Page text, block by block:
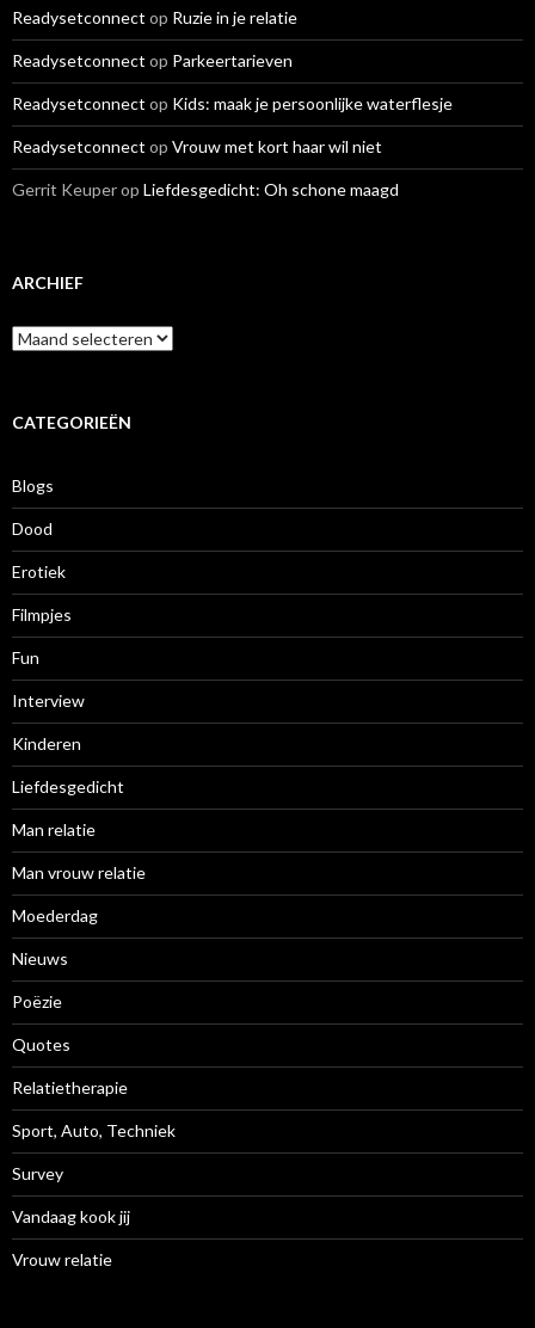
Readysetconnect op Ruzie in je relatie
Readysetconnect op Parkeertarieven
Readysetconnect op Kids: maak je persoonlijke waterflesje
Readysetconnect op Vrouw met kort haar wil niet
Gerrit Keuperop Liefdesgedicht: Oh schone maagd
ARCHIEF
A
r
iCATEGORIEËN
Blogs
Dood
Erotiek
Filmpjes
Fun
Interview
Kinderen
Liefdesgedicht
Man relatie
Man vrouw relatie
Moederdag
Nieuws
Poëzie
Quotes
Relatietherapie
Sport, Auto, Techniek
Survey
Vandaag kook jij
Vrouw relatie